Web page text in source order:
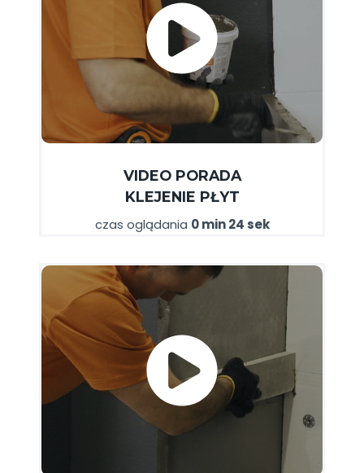
VIDEO PORADA
KLEJENIE PŁYT
czas oglądania 0 min 24 sek